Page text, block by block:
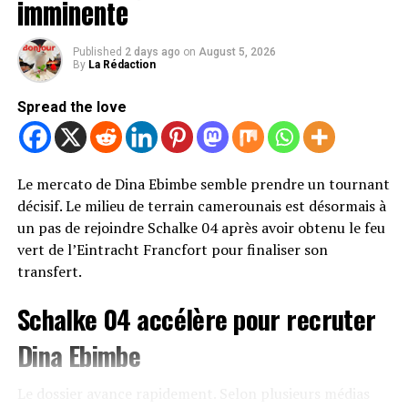
Pour avoir les dernières infos
Cliquez ici
Les sanctions de quatre matchs et
l’amende sont annulées
Avec cette décision, Samuel Eto’o est totalement
blanchi dans cette affaire. La suspension de quatre
matchs qui le visait est levée, tout comme l’amende de
Le président de la Fédération camerounaise de football
n’est donc plus concerné par ces mesures disciplinaires
et retrouve l’intégralité de ses prérogatives dans les
compétitions organisées sous l’égide de la CAF.
Une décision qui relance le débat
autour du dossier
imminente
Published 2 days ago on August 5, 2026
By La Rédaction
Spread the love
Le mercato de Dina Ebimbe semble prendre un tournant
décisif. Le milieu de terrain camerounais est désormais à
un pas de rejoindre Schalke 04 après avoir obtenu le feu
vert de l’Eintracht Francfort pour finaliser son
transfert.
Schalke 04 accélère pour recruter
Dina Ebimbe